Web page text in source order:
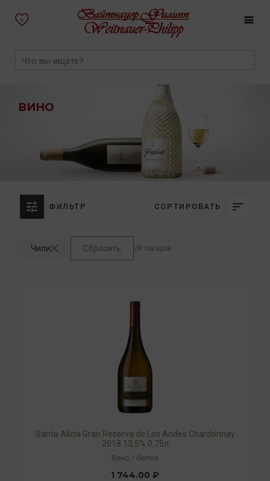
0
ВИНО
ФИЛЬТР СОРТИРОВАТЬ
Чили Сбросить 28 товаров
Santa Alicia Gran Reserva de Los Andes Chardonnay
2018 13,5% 0,75л
Вино / белое
1 744.00 ₽